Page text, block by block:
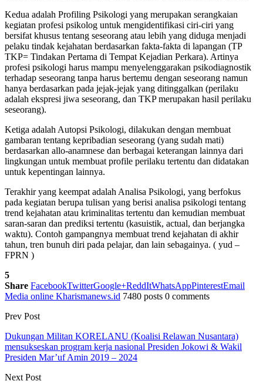
Kedua adalah Profiling Psikologi yang merupakan serangkaian
kegiatan profesi psikolog untuk mengidentifikasi ciri-ciri yang
bersifat khusus tentang seseorang atau lebih yang diduga menjadi
pelaku tindak kejahatan berdasarkan fakta-fakta di lapangan (TP
TKP= Tindakan Pertama di Tempat Kejadian Perkara). Artinya
profesi psikologi harus mampu menyelenggarakan psikodiagnostik
terhadap seseorang tanpa harus bertemu dengan seseorang namun
hanya berdasarkan pada jejak-jejak yang ditinggalkan (perilaku
adalah ekspresi jiwa seseorang, dan TKP merupakan hasil perilaku
seseorang).
Ketiga adalah Autopsi Psikologi, dilakukan dengan membuat
gambaran tentang kepribadian seseorang (yang sudah mati)
berdasarkan allo-anamnese dan berbagai keterangan lainnya dari
lingkungan untuk membuat profile perilaku tertentu dan didatakan
untuk kepentingan lainnya.
Terakhir yang keempat adalah Analisa Psikologi, yang berfokus
pada kegiatan berupa tulisan yang berisi analisa psikologi tentang
trend kejahatan atau kriminalitas tertentu dan kemudian membuat
saran-saran dan prediksi tertentu (kasuistik, actual, dan berjangka
waktu). Contoh gampangnya membuat trend kejahatan di akhir
tahun, tren bunuh diri pada pelajar, dan lain sebagainya. ( yud –
FPRN )
5
Share FacebookTwitterGoogle+ReddItWhatsAppPinterestEmail
Media online Kharismanews.id 7480 posts 0 comments
Prev Post
Dukungan Militan KORELANU (Koalisi Relawan Nusantara)
mensukseskan program kerja nasional Presiden Jokowi & Wakil
Presiden Mar’uf Amin 2019 – 2024
Next Post